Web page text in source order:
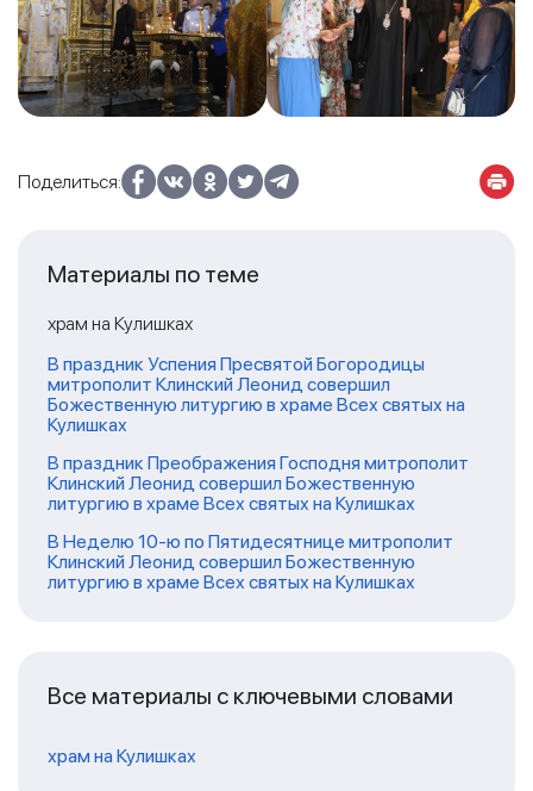
Поделиться:
Материалы по теме
храм на Кулишках
В праздник Успения Пресвятой Богородицы
митрополит Клинский Леонид совершил
Божественную литургию в храме Всех святых на
Кулишках
В праздник Преображения Господня митрополит
Клинский Леонид совершил Божественную
литургию в храме Всех святых на Кулишках
В Неделю 10-ю по Пятидесятнице митрополит
Клинский Леонид совершил Божественную
литургию в храме Всех святых на Кулишках
Все материалы с ключевыми словами
храм на Кулишках